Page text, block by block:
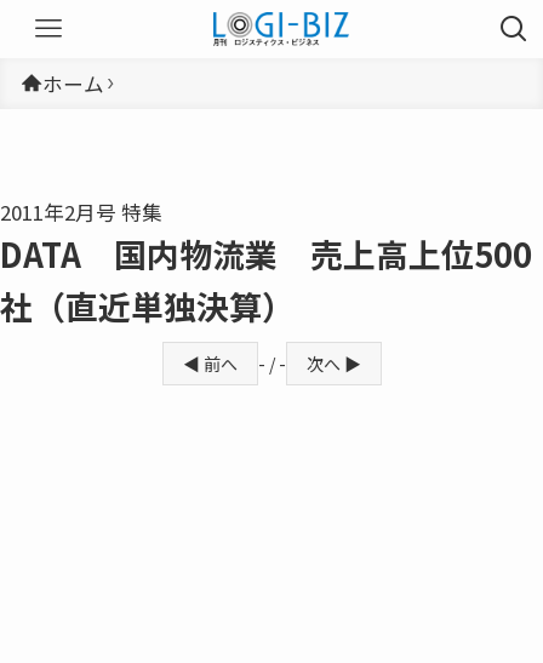
ホーム
2011年2月号 特集
DATA 国内物流業 売上高上位500
社（直近単独決算）
◀ 前へ - / - 次へ ▶